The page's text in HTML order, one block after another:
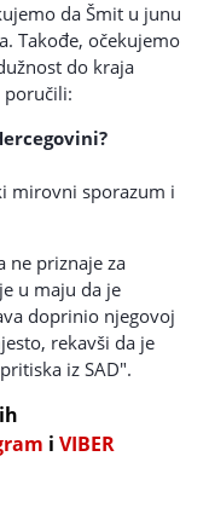
da Šmit u junu
Takođe, očekujemo
do kraja
poručili:
mirovni sporazum i
ne priznaje za
u maju da je
doprinio njegovoj
rekavši da je
iz SAD".
iVIBER